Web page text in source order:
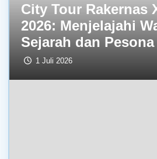
City Tour Rakernas
2026: Menjelajahi
Sejarah dan
1 Juli 2026